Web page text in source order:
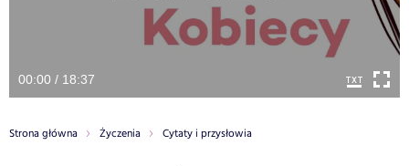
00:00 / 18:37
Strona główna Życzenia Cytaty i przysłowia